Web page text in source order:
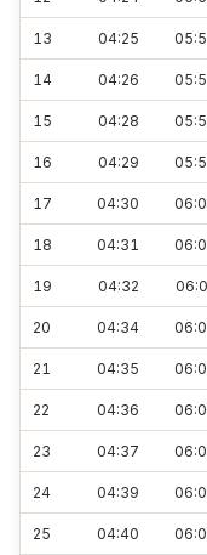
13 04:25
14 04:26
15 04:28
16 04:29
17 04:30
18 04:31
19 04:32
20 04:34
21 04:35
22 04:36
23 04:37
24 04:39
25 04:40